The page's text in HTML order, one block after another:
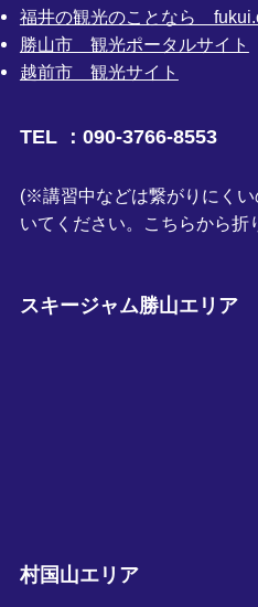
福井の観光のことなら
勝山市 観光ポータルサイト
越前市 観光サイト
TEL ：090-3766-8553
(※講習中などは繋がりにく
いてください。こちらから折
スキージャム勝山エリア
村国山エリア